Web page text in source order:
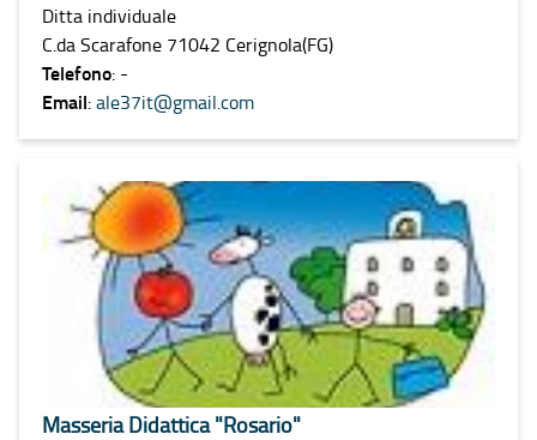
Ditta individuale
C.da Scarafone 71042 Cerignola(FG)
Telefono: -
Email:ale37it@gmail.com
Masseria Didattica "Rosario"